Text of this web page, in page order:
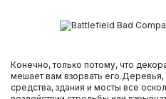
Конечно, только потому, что
мешает вам взорвать
средства, здания и мосты все